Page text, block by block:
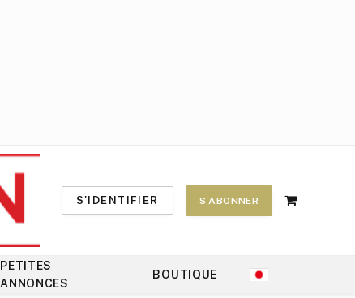
S'IDENTIFIER S'ABONNER
Shopping
PETITES
ANNONCES
BOUTIQUE